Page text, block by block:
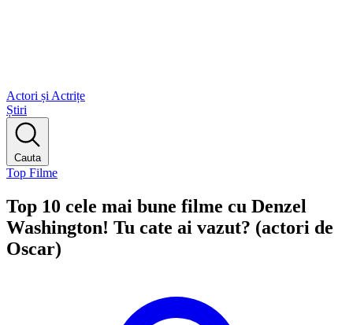
Actori și Actrițe
Știri
Cauta
Top Filme
Top 10 cele mai bune filme cu Denzel
Washington! Tu cate ai vazut? (actori de
Oscar)